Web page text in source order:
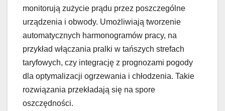
monitorują zużycie prądu przez poszczególne
urządzenia i obwody. Umożliwiają tworzenie
automatycznych harmonogramów pracy, na
przykład włączania pralki w tańszych strefach
taryfowych, czy integrację z prognozami pogody
dla optymalizacji ogrzewania i chłodzenia. Takie
rozwiązania przekładają się na spore
oszczędności.